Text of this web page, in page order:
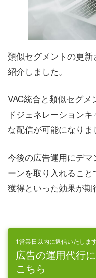
類似セグメントの更
紹介しました。
VAC統合と類似セグ
ドジェネレーション
な配信が可能になりま
今後の広告運用にデ
ーンを取り入れるこ
獲得といった効果が期
1営業日以内に返信いたしま
広告の運用代行
こちら